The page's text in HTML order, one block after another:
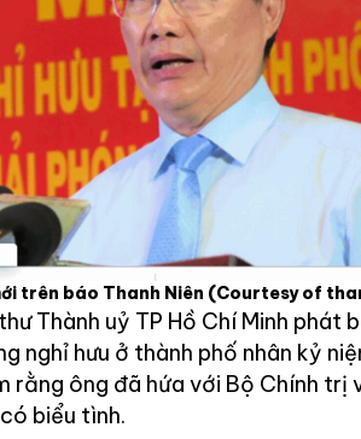
trên báo Thanh Niên (Courtesy of
Thành uỷ TP Hồ Chí Minh phát
nghỉ hưu ở thành phố nhân kỷ
rằng ông đã hứa với Bộ Chính trị
biểu tình.